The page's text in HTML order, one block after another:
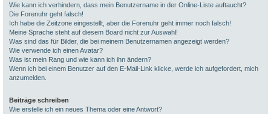
Wie kann ich verhindern, dass mein Benutzername in der Online-Liste auftaucht?
Die Forenuhr geht falsch!
Ich habe die Zeitzone eingestellt, aber die Forenuhr geht immer noch falsch!
Meine Sprache steht auf diesem Board nicht zur Auswahl!
Was sind das für Bilder, die bei meinem Benutzernamen angezeigt werden?
Wie verwende ich einen Avatar?
Was ist mein Rang und wie kann ich ihn ändern?
Wenn ich bei einem Benutzer auf den E-Mail-Link klicke, werde ich aufgefordert, mich
anzumelden.
Beiträge schreiben
Wie erstelle ich ein neues Thema oder eine Antwort?